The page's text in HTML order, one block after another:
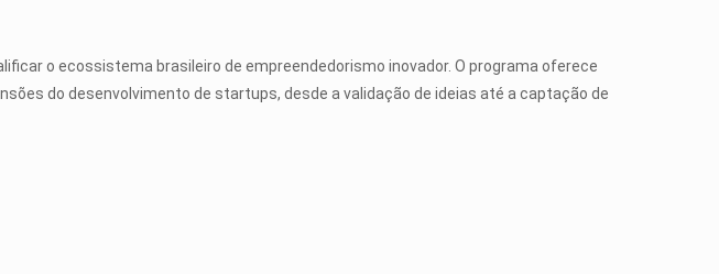
o ecossistema brasileiro de empreendedorismo inovador. O programa oferece
do desenvolvimento de startups, desde a validação de ideias até a captação de